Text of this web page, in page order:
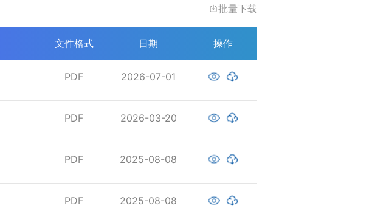
批量下载
文件格式 日期 操作
PDF 2026-07-01
PDF 2026-03-20
PDF 2025-08-08
PDF 2025-08-08